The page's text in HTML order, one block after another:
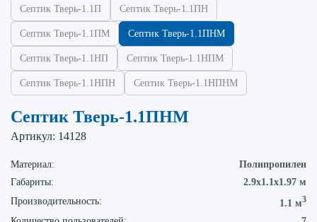
Септик Тверь-1.1П Септик Тверь-1.1ПН
Септик Тверь-1.1ПМ Септик Тверь-1.1ПНМ
Септик Тверь-1.1НП Септик Тверь-1.1НПМ
Септик Тверь-1.1НПН Септик Тверь-1.1НПНМ
Септик Тверь-1.1ПНМ
Артикул: 14128
Материал:
Полипропилен
Габариты:
2.9х1.1х1.97 м
Производительность:
1.1 м3